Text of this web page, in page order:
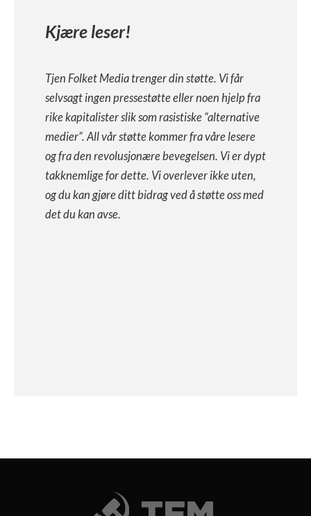
Kjære leser!
Tjen Folket Media trenger din støtte. Vi får
selvsagt ingen pressestøtte eller noen hjelp fra
rike kapitalister slik som rasistiske “alternative
medier”. All vår støtte kommer fra våre lesere
og fra den revolusjonære bevegelsen. Vi er dypt
takknemlige for dette. Vi overlever ikke uten,
og du kan gjøre ditt bidrag ved å støtte oss med
det du kan avse.